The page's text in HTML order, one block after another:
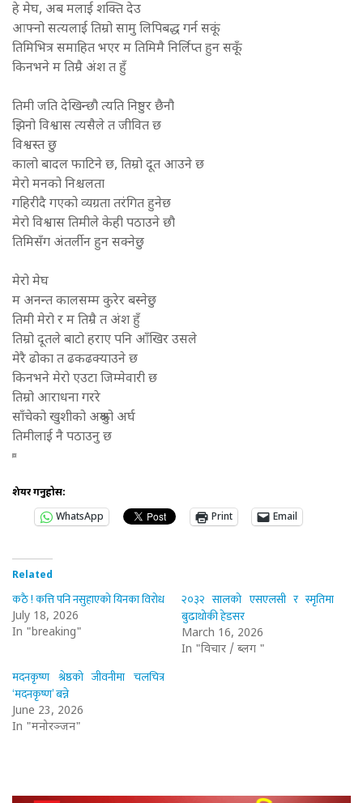
हे मेघ, अब मलाई शक्ति देउ
आफ्नो सत्यलाई तिम्रो सामु लिपिबद्ध गर्न सकूं
तिमिभित्र समाहित भएर म तिमिमै निर्लिप्त हुन सकूँ
किनभने म तिम्रै अंश त हुँ
तिमी जति देखिन्छौ त्यति निष्ठुर छैनौ
झिनो विश्वास त्यसैले त जीवित छ
विश्वस्त छु
कालो बादल फाटिने छ, तिम्रो दूत आउने छ
मेरो मनको निश्चलता
गहिरीदै गएको व्यग्रता तरंगित हुनेछ
मेरो विश्वास तिमीले केही पठाउने छौ
तिमिसँग अंतर्लीन हुन सक्नेछु
मेरो मेघ
म अनन्त कालसम्म कुरेर बस्नेछु
तिमी मेरो र म तिम्रै त अंश हुँ
तिम्रो दूतले बाटो हराए पनि आँखिर उसले
मेरै ढोका त ढकढक्याउने छ
किनभने मेरो एउटा जिम्मेवारी छ
तिम्रो आराधना गररे
साँचेको खुशीको अश्रुको अर्घ
तिमीलाई नै पठाउनु छ
शेयर गर्नुहोस:
WhatsApp
Print Email
Related
कठै ! कत्ति पनि नसुहाएको यिनका विरोध
July 18, 2026
In "breaking"
२०३२ सालको एसएलसी र स्मृतिमा
बुढाथोकी हेडसर
March 16, 2026
In "विचार / ब्लग "
मदनकृष्ण श्रेष्ठको जीवनीमा चलचित्र
‘मदनकृष्ण’ बन्ने
June 23, 2026
In "मनोरञ्जन"